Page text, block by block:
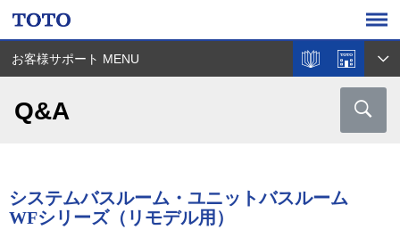
お客様サポート MENU
Q&A
システムバスルーム・ユニットバスルーム
WFシリーズ（リモデル用）